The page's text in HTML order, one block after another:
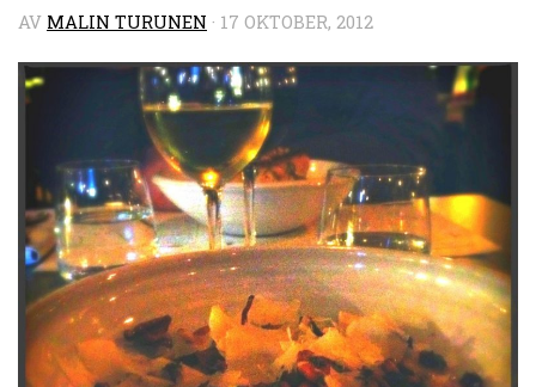
AV MALIN TURUNEN · 17 OKTOBER, 2012